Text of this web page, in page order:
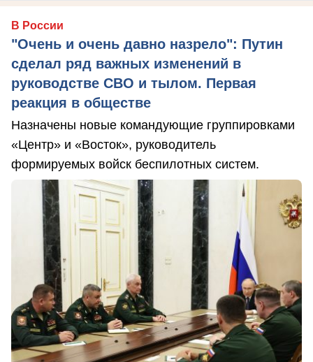
В России
"Очень и очень давно назрело": Путин
сделал ряд важных изменений в
руководстве СВО и тылом. Первая
реакция в обществе
Назначены новые командующие группировками
«Центр» и «Восток», руководитель
формируемых войск беспилотных систем.